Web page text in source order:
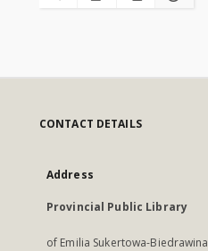
CONTACT DETAILS
Address
Provincial Public Library
of Emilia Sukertowa-Biedrawina